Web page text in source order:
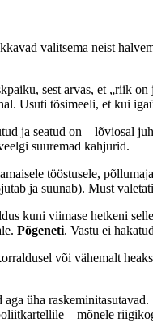
valitsema neist
sest arvas, et „riik
Usuti tõsimeeli, et kui
ja seatud on – lõviosal
suuremad kahjurid.
tööstusele,
ja suunab). Must
kuni viimase hetkeni
Põgeneti. Vastu ei
või vähemalt
üha
– mõnele